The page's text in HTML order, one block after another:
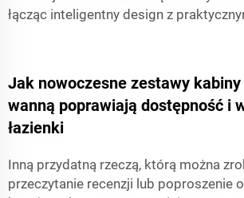
łącząc inteligentny design z
Jak nowoczesne zestawy
wanną poprawiają dostępność i
łazienki
Inną przydatną rzeczą, którą można
przeczytanie recenzji lub poproszenie